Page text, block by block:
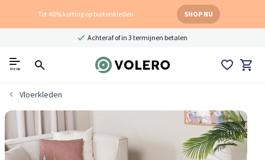
Tot 40% korting op buitenkleden SHOP NU
Achteraf of in 3 termijnen betalen
menu
Vloerkleden